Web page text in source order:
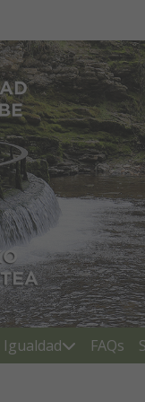
de
Igualdad FAQs